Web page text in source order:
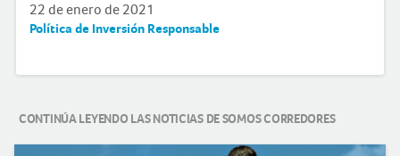
22 de enero de 2021
Política de Inversión Responsable
CONTINÚA LEYENDO LAS NOTICIAS DE SOMOS CORREDORES